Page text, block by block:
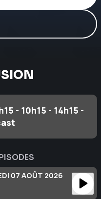
- 10h15 - 14h15 -
07 AOÛT 2026